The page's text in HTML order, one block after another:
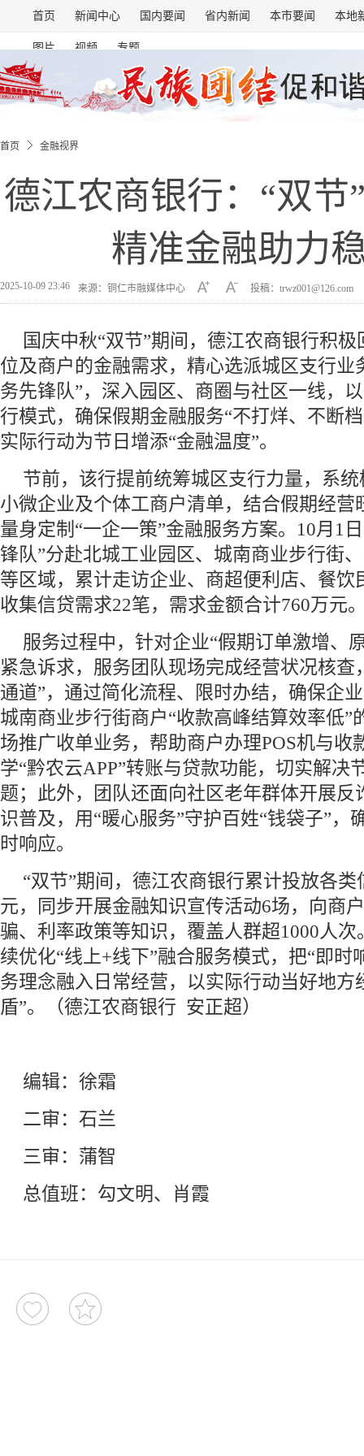
首页 新闻中心 国内要闻 省内新闻 本市要闻 本地
图片 视频 专题
首页 金融视界
德江农商银行：“双节
精准金融助力
2025-10-09 23:46 来源：铜仁市融媒体中心 投稿：trwz001@126.com
国庆中秋“双节”期间，德江农商银行积
位及商户的金融需求，精心选派城区支行业
务先锋队”，深入园区、商圈与社区一线，
行模式，确保假期金融服务“不打烊、不断
实际行动为节日增添“金融温度”。
节前，该行提前统筹城区支行力量，系
小微企业及个体工商户清单，结合假期经营
量身定制“一企一策”金融服务方案。10月1
锋队”分赴北城工业园区、城南商业步行街
等区域，累计走访企业、商超便利店、餐饮
收集信贷需求22笔，需求金额合计760万元
服务过程中，针对企业“假期订单激增、
紧急诉求，服务团队现场完成经营状况核查
通道”，通过简化流程、限时办结，确保企
城南商业步行街商户“收款高峰结算效率低”
场推广收单业务，帮助商户办理POS机与收
学“黔农云APP”转账与贷款功能，切实解决
题；此外，团队还面向社区老年群体开展反
识普及，用“暖心服务”守护百姓“钱袋子”，
时响应。
“双节”期间，德江农商银行累计投放各类
元，同步开展金融知识宣传活动6场，向商
骗、利率政策等知识，覆盖人群超1000人
续优化“线上+线下”融合服务模式，把“即时
务理念融入日常经营，以实际行动当好地方
盾”。（德江农商银行 安正超）
编辑：徐霜
二审：石兰
三审：蒲智
总值班：勾文明、肖霞